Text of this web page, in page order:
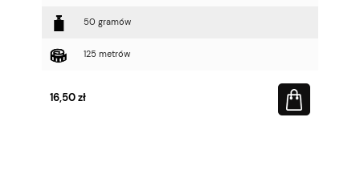
50 gramów
125 metrów
16,50 zł